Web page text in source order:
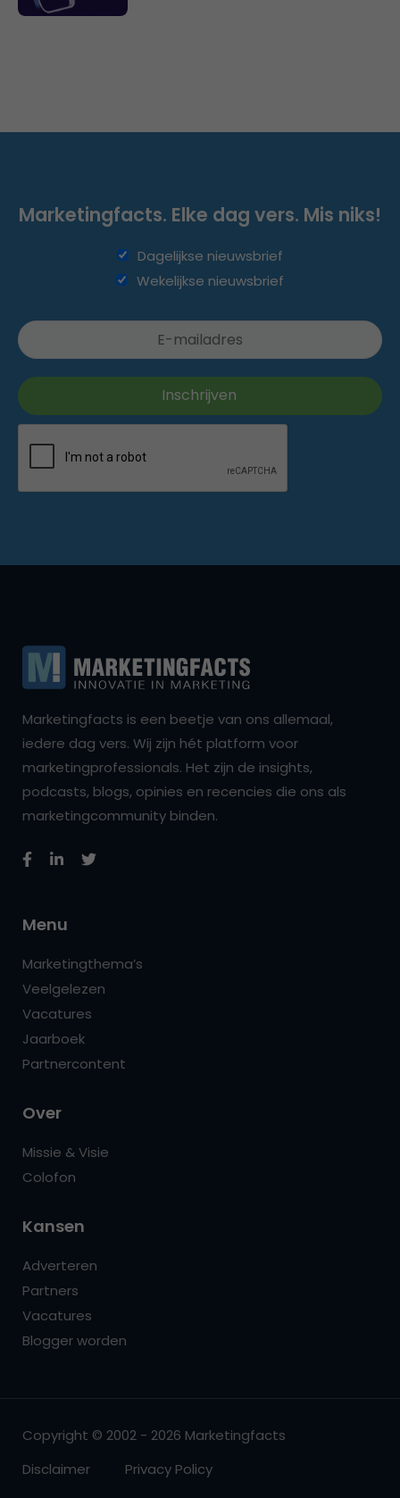
Marketingfacts. Elke dag vers. Mis niks!
Dagelijkse nieuwsbrief
Wekelijkse nieuwsbrief
Marketingfacts is een beetje van ons allemaal,
iedere dag vers. Wij zijn hét platform voor
marketingprofessionals. Het zijn de insights,
podcasts, blogs, opinies en recencies die ons als
marketingcommunity binden.
Menu
Marketingthema’s
Veelgelezen
Vacatures
Jaarboek
Partnercontent
Over
Missie & Visie
Colofon
Kansen
Adverteren
Partners
Vacatures
Blogger worden
Copyright © 2002 - 2026 Marketingfacts
Disclaimer
Privacy Policy